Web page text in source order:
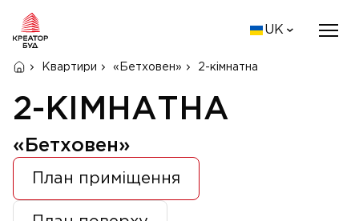
UK
Квартири «Бетховен» 2-кімнатна
2-КІМНАТНА
«Бетховен»
План приміщення